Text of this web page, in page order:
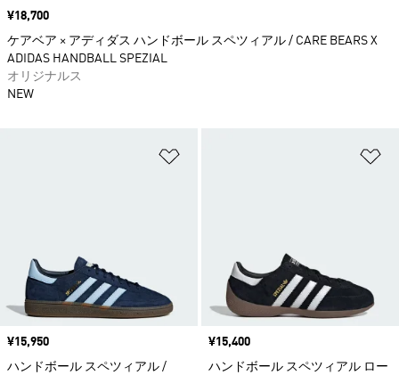
価格
¥15,950
ハンドボール スペツィアル /
価格
¥15,400
ハンドボール スペツィアル ロー
価格
¥18,700
ケアベア × アディダス ハンドボール スペツィアル / CARE BEARS X
ADIDAS HANDBALL SPEZIAL
オリジナルス
NEW